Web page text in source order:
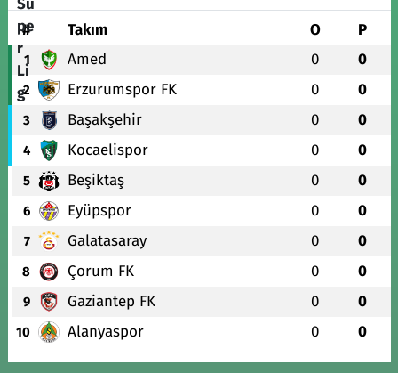
# Takım O P
1 Amed 0 0
2 Erzurumspor FK 0 0
3 Başakşehir 0 0
4 Kocaelispor 0 0
5 Beşiktaş 0 0
6 Eyüpspor 0 0
7 Galatasaray 0 0
8 Çorum FK 0 0
9 Gaziantep FK 0 0
10 Alanyaspor 0 0